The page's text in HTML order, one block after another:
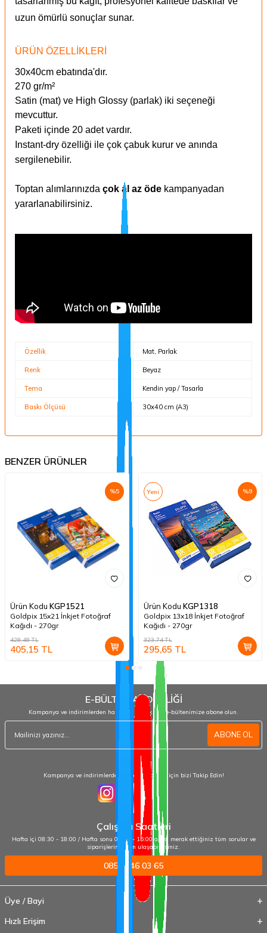
uzun ömürlü sonuçlar sunar.
ÜRÜN ÖZELLİKLERİ
30x40cm ebatında'dır.
270 gr/m²
Satin (mat) ve High Glossy (parlak) iki seçeneği
mevcuttur.
Paketi içinde 20 adet vardır.
Instant-dry özelliği ile çok çabuk kurur ve anında
sergilenebilir.
Toptan alımlarınızda çok al az öde kampanyadan
yararlanabilirsiniz.
Özellik Mat, Parlak
Renk Beyaz
Tema Kendin yap / Tasarla
Baskı Ölçüsü 30x40 cm (A3)
BENZER ÜRÜNLER
%5
Ürün Kodu KGP1521
Goldpix 15x21 İnkjet Fotoğraf
Kağıdı - 270gr
428,48TL
405,15 TL
%9
Yeni
Ürün Kodu KGP1318
Goldpix 13x18 İnkjet Fotoğraf
Kağıdı - 270gr
323,74TL
295,65 TL
E-BÜLTEN ABONELİĞİ
Kampanya ve indirimlerden haberdar olmak için e-bültenimize abone olun.
ABONE OL
Kampanya ve indirimlerden haberdar olmak için bizi Takip Edin!
Çalışma Saatleri
Hafta içi 08:30 - 18:00 / Hafta sonu 09:00 - 15:00 arası merak ettiğiniz tüm sorular ve
siparişleriniz için ulaşabilirsiniz.
0850 346 03 65
Üye / Bayi
Hızlı Erişim